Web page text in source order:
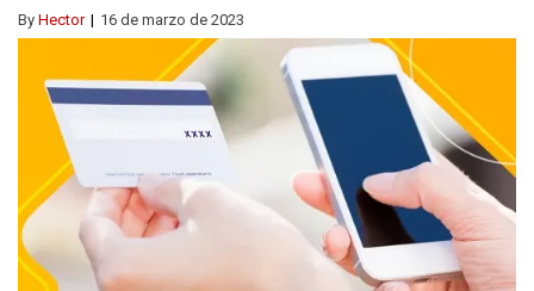
By Hector 16 de marzo de 2023